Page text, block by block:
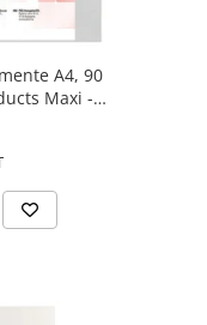
A4, 90
Maxi -